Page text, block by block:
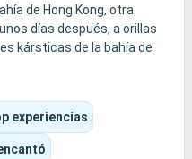
de Hong Kong, otra
días después, a orillas
kársticas de la bahía de
entre ciudades de
jardines zen, playas
extraordinaria oferta de
experiencias